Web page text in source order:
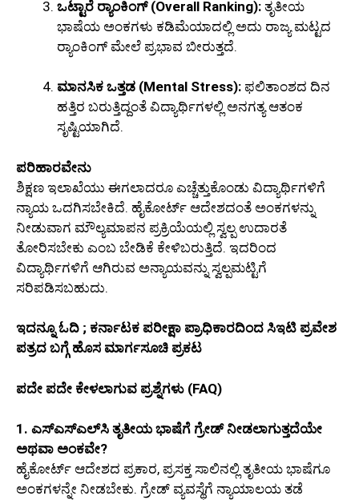
ಒಟ್ಟಾರೆ ರ‍್ಯಾಂಕಿಂಗ್ (Overall Ranking): ತೃತೀಯ
ಭಾಷೆಯ ಅಂಕಗಳು ಕಡಿಮೆಯಾದಲ್ಲಿ ಅದು ರಾಜ್ಯ ಮಟ್ಟದ
ರ‍್ಯಾಂಕಿಂಗ್ ಮೇಲೆ ಪ್ರಭಾವ ಬೀರುತ್ತದೆ.
ಮಾನಸಿಕ ಒತ್ತಡ (Mental Stress): ಫಲಿತಾಂಶದ ದಿನ
ಹತ್ತಿರ ಬರುತ್ತಿದ್ದಂತೆ ವಿದ್ಯಾರ್ಥಿಗಳಲ್ಲಿ ಅನಗತ್ಯ ಆತಂಕ
ಸೃಷ್ಟಿಯಾಗಿದೆ.
ಪರಿಹಾರವೇನು
ಶಿಕ್ಷಣ ಇಲಾಖೆಯು ಈಗಲಾದರೂ ಎಚ್ಚೆತ್ತುಕೊಂಡು ವಿದ್ಯಾರ್ಥಿಗಳಿಗೆ
ನ್ಯಾಯ ಒದಗಿಸಬೇಕಿದೆ. ಹೈಕೋರ್ಟ್ ಆದೇಶದಂತೆ ಅಂಕಗಳನ್ನು
ನೀಡುವಾಗ ಮೌಲ್ಯಮಾಪನ ಪ್ರಕ್ರಿಯೆಯಲ್ಲಿ ಸ್ವಲ್ಪ ಉದಾರತೆ
ತೋರಿಸಬೇಕು ಎಂಬ ಬೇಡಿಕೆ ಕೇಳಿಬರುತ್ತಿದೆ. ಇದರಿಂದ
ವಿದ್ಯಾರ್ಥಿಗಳಿಗೆ ಆಗಿರುವ ಅನ್ಯಾಯವನ್ನು ಸ್ವಲ್ಪಮಟ್ಟಿಗೆ
ಸರಿಪಡಿಸಬಹುದು.
ಇದನ್ನೂ ಓದಿ ; ಕರ್ನಾಟಕ ಪರೀಕ್ಷಾ ಪ್ರಾಧಿಕಾರದಿಂದ ಸಿಇಟಿ ಪ್ರವೇಶ
ಪತ್ರದ ಬಗ್ಗೆ ಹೊಸ ಮಾರ್ಗಸೂಚಿ ಪ್ರಕಟ
ಪದೇ ಪದೇ ಕೇಳಲಾಗುವ ಪ್ರಶ್ನೆಗಳು (FAQ)
1. ಎಸ್‌ಎಸ್‌ಎಲ್‌ಸಿ ತೃತೀಯ ಭಾಷೆಗೆ ಗ್ರೇಡ್ ನೀಡಲಾಗುತ್ತದೆಯೇ
ಅಥವಾ ಅಂಕವೇ?
ಹೈಕೋರ್ಟ್ ಆದೇಶದ ಪ್ರಕಾರ, ಪ್ರಸಕ್ತ ಸಾಲಿನಲ್ಲಿ ತೃತೀಯ ಭಾಷೆಗೂ
ಅಂಕಗಳನ್ನೇ ನೀಡಬೇಕು. ಗ್ರೇಡ್ ವ್ಯವಸ್ಥೆಗೆ ನ್ಯಾಯಾಲಯ ತಡೆ